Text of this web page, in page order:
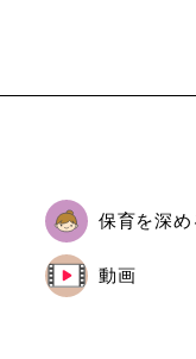
保育を深め
動画